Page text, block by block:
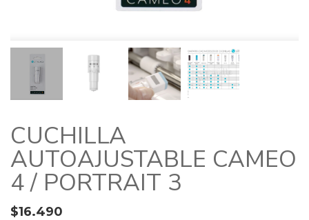
CUCHILLA
AUTOAJUSTABLE CAMEO
4 / PORTRAIT 3
$16.490